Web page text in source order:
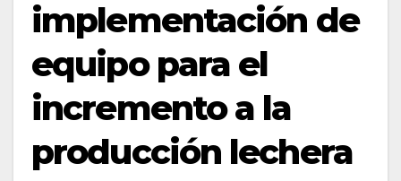
implementación de
equipo para el
incremento a la
producción lechera